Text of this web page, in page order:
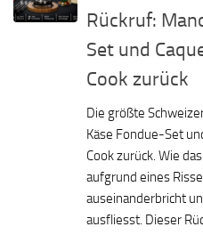
Rückruf:
Set und
Cook zurück
Die größte
Käse Fondue-Set
Cook zurück. Wie
aufgrund eines
auseinanderbricht
ausfliesst. Dieser